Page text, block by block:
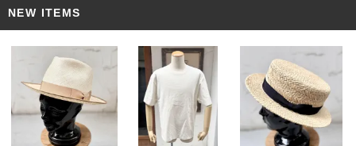
NEW ITEMS